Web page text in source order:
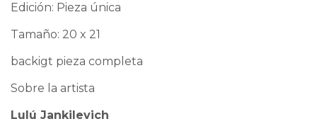
Edición: Pieza única
Tamaño: 20 x 21
backigt pieza completa
Sobre la artista
Lulú Jankilevich